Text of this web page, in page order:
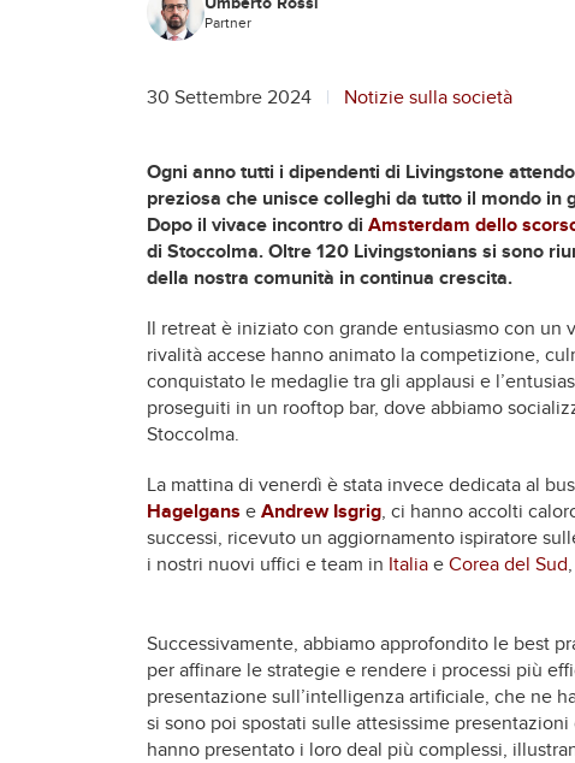
Partner
30 Settembre 2024 Notizie sulla società
Ogni anno tutti i dipendenti di Livingstone
preziosa che unisce colleghi da tutto il mondo
Dopo il vivace incontro di Amsterdam dello
di Stoccolma. Oltre 120 Livingstonians si sono
della nostra comunità in continua crescita.
Il retreat è iniziato con grande entusiasmo con
rivalità accese hanno animato la competizione,
conquistato le medaglie tra gli applausi e
proseguiti in un rooftop bar, dove abbiamo
Stoccolma.
La mattina di venerdì è stata invece dedicata al
Hagelgans e Andrew Isgrig, ci hanno accolti
successi, ricevuto un aggiornamento ispiratore
i nostri nuovi uffici e team in Italia e Corea del Sud
Successivamente, abbiamo approfondito le best
per affinare le strategie e rendere i processi più
presentazione sull’intelligenza artificiale, che ne
si sono poi spostati sulle attesissime presentazioni
hanno presentato i loro deal più complessi,